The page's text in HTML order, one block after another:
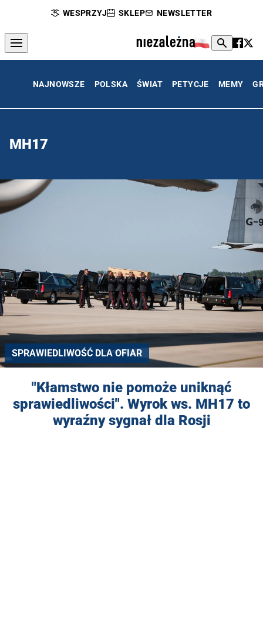
WESPRZYJ SKLEP NEWSLETTER
NAJNOWSZE POLSKA ŚWIAT PETYCJE MEMY
MH17
SPRAWIEDLIWOŚĆ DLA OFIAR
"Kłamstwo nie pomoże uniknąć
sprawiedliwości". Wyrok ws. MH17 to
wyraźny sygnał dla Rosji